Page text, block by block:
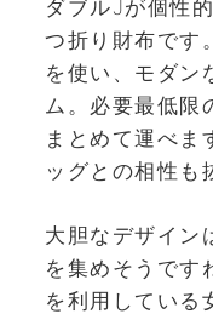
ダブルJが個性
つ折り財布です
を使い、モダン
ム。必要最低限
まとめて運べま
ッグとの相性も
大胆なデザイン
を集めそうです
を利用している